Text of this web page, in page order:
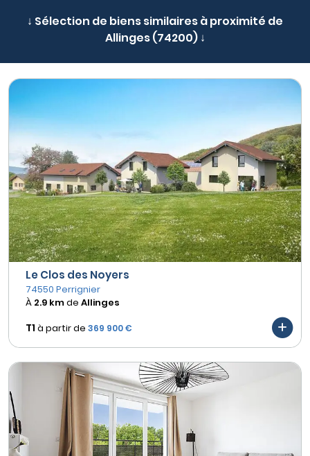
↓ Sélection de biens similaires à proximité de
Allinges (74200) ↓
Le Clos des Noyers
74550 Perrignier
À 2.9 kmde Allinges
T1 à partir de 369 900 €